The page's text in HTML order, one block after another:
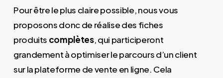
Pour être le plus claire possible, nous vous
proposons donc de réalise des fiches
produits complètes, qui participeront
grandement à optimiser le parcours d’un client
sur la plateforme de vente en ligne. Cela